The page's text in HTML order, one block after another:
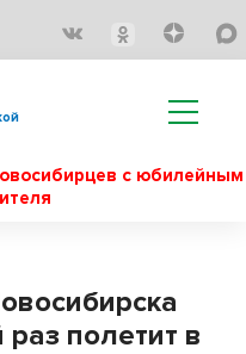
с юбилейным
полетит в